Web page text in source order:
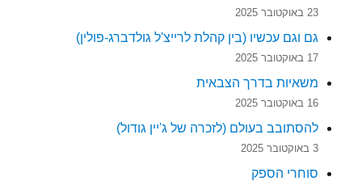
23 באוקטובר 2025
גם וגם עכשיו (בין קהלת לרייצ'ל גולדברג-פולין)
17 באוקטובר 2025
משאיות בדרך הצבאית
16 באוקטובר 2025
להסתובב בעולם (לזכרה של ג'יין גודול)
3 באוקטובר 2025
סוחרי הספק